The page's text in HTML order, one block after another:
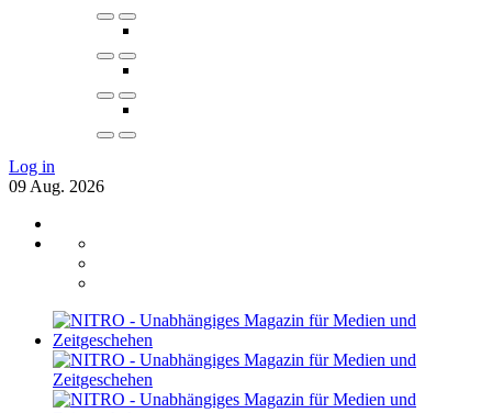
Log in
09 Aug. 2026